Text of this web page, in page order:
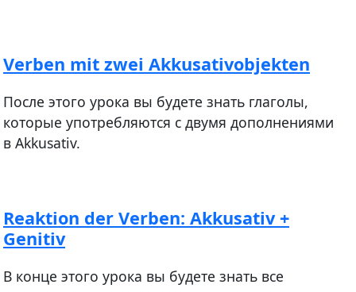
Verben mit zwei Akkusativobjekten
После этого урока вы будете знать глаголы,
которые употребляются с двумя дополнениями
в Akkusativ.
Reaktion der Verben: Akkusativ +
Genitiv
В конце этого урока вы будете знать все